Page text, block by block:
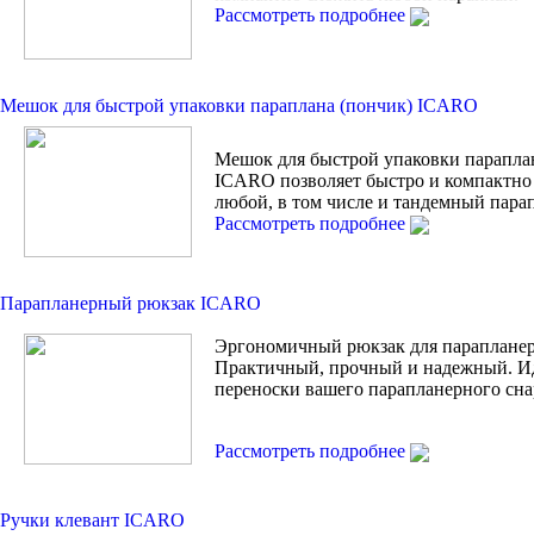
Рассмотреть подробнее
Мешок для быстрой упаковки параплана (пончик) ICARO
Мешок для быстрой упаковки
ICARO позволяет быстро и
любой, в том числе и тандемный
Рассмотреть подробнее
Парапланерный рюкзак ICARO
Эргономичный рюкзак для
Практичный, прочный и надежный.
переноски вашего парапланерного
Рассмотреть подробнее
Ручки клевант ICARO